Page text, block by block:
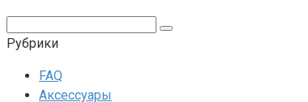
Рубрики
FAQ
Аксессуары